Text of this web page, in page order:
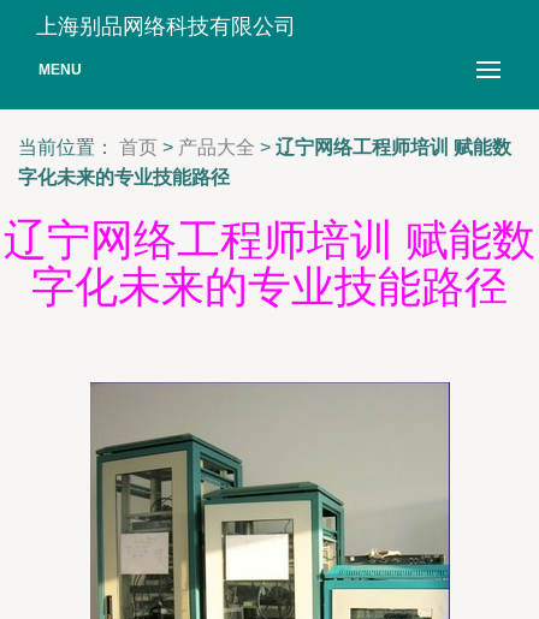
上海别品网络科技有限公司
MENU
当前位置： 首页 > 产品大全 > 辽宁网络工程师培训 赋能数
字化未来的专业技能路径
辽宁网络工程师培训 赋能数
字化未来的专业技能路径